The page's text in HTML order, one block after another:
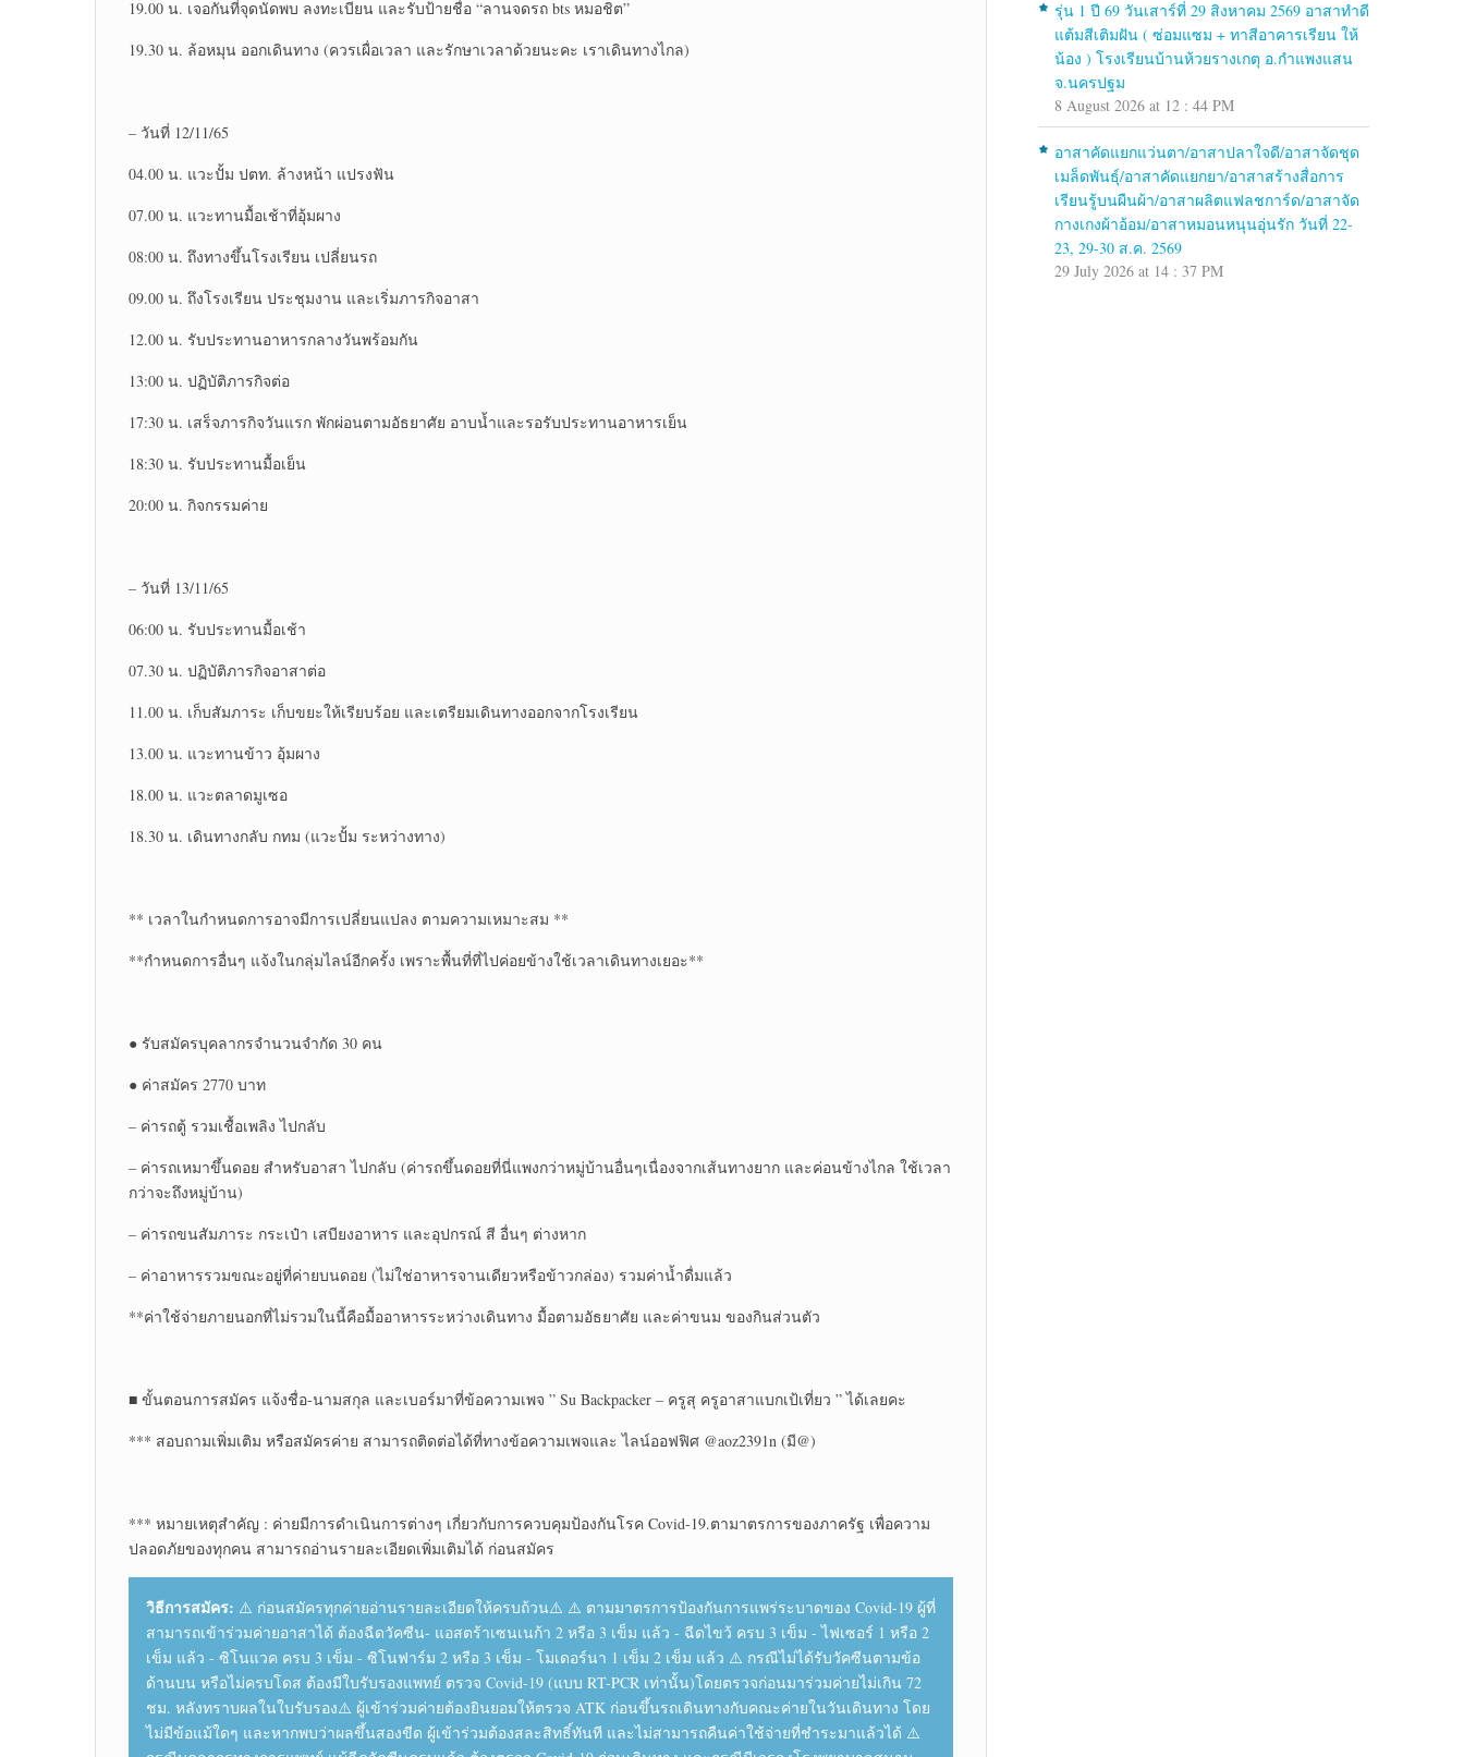
19.00 น. เจอกันที่จุดนัดพบ ลงทะเบียน และรับป้ายชื่อ “ลานจดรถ bts หมอ​ชิต”
19.30 น. ล้อหมุน ออกเดินทาง (ควรเผื่อเวลา และรักษาเวลาด้วยนะคะ เราเดินทางไกล)
– วันที่ 12/11/65
04.00 น. แวะปั้ม ปตท. ล้างหน้า​ แปรงฟัน​
07.00 น. แวะทานมื้อเช้าที่อุ้มผาง​
08:00 น. ถึงทางขึ้นโรงเรียน​ เปลี่ยนรถ
09.00 น. ถึงโรงเรียน​ ประชุมงาน และเริ่มภารกิจ​อาสา
12.00 น. รับประทาน​อาหารกลางวัน​พร้อมกัน
13:00 น. ปฏิบัติ​ภารกิจ​ต่อ
17:30 น. เสร็จ​ภารกิจ​วันแรก พักผ่อนตามอัธยาศัย​ อาบน้ำ​และรอรับประทาน​อาหาร​เย็น​
18:30 น. รับประทานมื้อเย็น
20:00 น. กิจกรรมค่าย
– วันที่ 13/11/65
06:00 น. รับประทาน​มื้อเช้า
07.30 น. ปฏิบัติ​ภารกิจ​อาสาต่อ
11.00 น. เก็บสัมภาระ​ เก็บขยะให้เรียบร้อย​ และเตรียม​เดินทางออกจากโรงเรียน
13.00 น. แวะทานข้าว​ อุ้มผาง​
18.00 น. แวะตลาดมูเซอ​
18.30 น. เดินทางกลับ​ กทม (แวะปั้ม ระหว่าง​ทาง)​
** เวลาในกำหนดการอาจมีการเปลี่ยนแปลง ตามความเหมาะสม **
**กำหนดการอื่นๆ แจ้งในกลุ่มไลน์อีกครั้ง เพราะพื้นที่ที่ไปค่อยข้างใช้เวลาเดินทางเยอะ**
● รับสมัครบุคลากร​จำนวนจำกัด 30 คน
● ค่าสมัคร 2770 บาท
– ค่ารถตู้ รวมเชื้อเพลิง ไปกลับ
– ค่ารถเหมาขึ้นดอย สำหรับอาสา ไปกลับ (ค่ารถขึ้นดอยที่นี่แพงกว่าหมู่บ้าน​อื่นๆเนื่องจากเส้นทางยาก และค่อนข้าง​ไกล ใช้เวลา
กว่าจะถึง​หมู่บ้าน)​
– ค่ารถขนสัมภาระ กระเป๋า​ เสบียง​อาหาร​ และอุปกรณ์​ สี อื่นๆ ต่างหาก
– ค่าอาหารรวมขณะอยู่ที่ค่ายบนดอย (ไม่ใช่อาหารจานเดียวหรือข้าวกล่อง)​ รวมค่าน้ำดื่มแล้ว
**ค่าใช้จ่าย​ภายนอกที่ไม่รวมในนี้คือมื้ออาหารระหว่างเดินทาง มื้อตามอัธยาศัย​ และค่าขนม ของกินส่วนตัว
■ ขั้นตอนการสมัคร แจ้งชื่อ-นามสกุล และเบอร์มาที่ข้อความเพจ ” Su Backpacker – ครูสุ ครูอาสาแบกเป้เที่ยว ” ได้เลยคะ
*** สอบถาม​เพิ่มเติม​ หรือสมัครค่าย สามารถ​ติดต่อ​ได้ที่​ทางข้อความ​เพจ​และ​ ไลน์​ออฟฟิศ​ @aoz2391n (มี@)
*** หมายเหตุ​สำคัญ​ : ค่ายมีการดำเนินการต่างๆ เกี่ยวกับ​การควบคุมป้องกัน​โรค Covid-19.ตามาตรการ​ของภาครัฐ เพื่อความ
ปลอดภัยของทุกคน สามารถอ่านรายละเอียด​เพิ่มเติม​ได้ ก่อนสมัคร
วิธีการสมัคร: ⚠️ ก่อนสมัครทุกค่ายอ่านรายละเอียด​ให้ครบถ้วน​⚠️ ⚠️ ตามมาตรการ​ป้องกัน​การ​แพร่ระบาด​ของ Covid-19​ ผู้ที่
สามารถเข้าร่วมค่ายอาสาได้ ต้องฉีดวัคซีน​ - แอสตร้าเซนเนก้า 2 หรือ 3 เข็ม แล้ว - ฉีดไขว้ ครบ 3 เข็ม - ไฟเซอร์​ 1 หรือ 2
เข็ม แล้ว - ซิโนแวค ครบ 3 เข็ม - ซิโนฟาร์ม​ 2 หรือ 3 เข็ม - โมเดอร์​นา 1 เข็ม​ 2 เข็ม แล้ว ⚠️ กรณี​ไม่ได้รับวัคซีน​ตามข้อ
ด้านบน หรือไม่ครบโดส ต้องมีใบรับรองแพทย์​ ตรวจ Covid-19​ (แบบ RT-PCR​ เท่านั้น)​โดยตรวจก่อนมาร่วมค่ายไม่เกิน 72
ชม. หลังทราบผลในใบรับรอง​ ⚠️ ผู้เข้าร่วม​ค่ายต้องยินยอมให้ตรวจ ATK​ ก่อนขึ้นรถเดินทางกับคณะค่ายในวันเดินทาง โดย
ไม่มีข้อแม้ใดๆ และหากพบว่าผลขึ้นสองขีด ผู้เข้าร่วม​ต้องสละสิทธิ์​ทันที และไม่สามารถ​คืนค่าใช้จ่ายที่ชำระมาแล้วได้ ⚠️
รุ่น 1 ปี 69 วันเสาร์ที่ 29 สิงหาคม 2569 อาสาทำดี
แต้มสีเติมฝัน ( ซ่อมแซม + ทาสีอาคารเรียน ให้
น้อง ) โรงเรียนบ้านห้วยรางเกตุ อ.กำแพงแสน
จ.นครปฐม
8 August 2026 at 12 : 44 PM
อาสาคัดแยกแว่นตา/อาสาปลาใจดี/อาสาจัดชุด
เมล็ดพันธุ์/อาสาคัดแยกยา/อาสาสร้างสื่อการ
เรียนรู้บนผืนผ้า/อาสาผลิตแฟลชการ์ด/อาสาจัด
กางเกงผ้าอ้อม/อาสาหมอนหนุนอุ่นรัก วันที่ 22-
23, 29-30 ส.ค. 2569
29 July 2026 at 14 : 37 PM